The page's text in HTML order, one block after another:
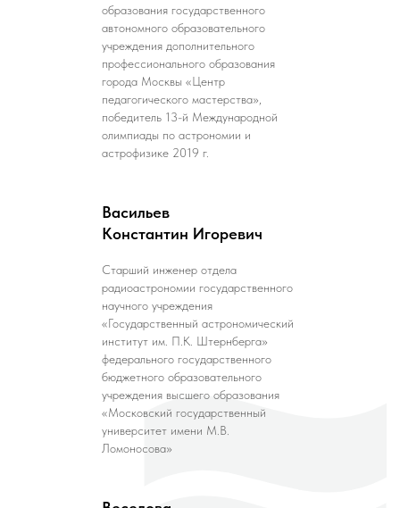
образования государственного
автономного образовательного
учреждения дополнительного
профессионального образования
города Москвы «Центр
педагогического мастерства»,
победитель 13-й Международной
олимпиады по астрономии и
астрофизике 2019 г.
Васильев
Константин Игоревич
Старший инженер отдела
радиоастрономии государственного
научного учреждения
«Государственный астрономический
институт им. П.К. Штернберга»
федерального государственного
бюджетного образовательного
учреждения высшего образования
«Московский государственный
университет имени М.В.
Ломоносова»